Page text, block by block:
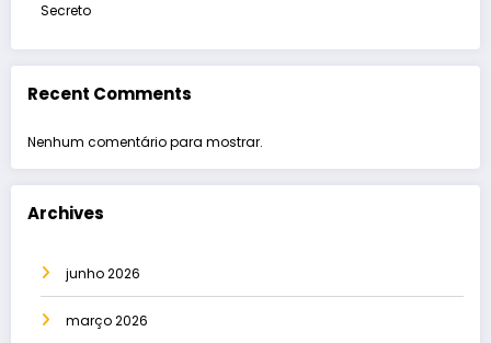
Secreto
Recent Comments
Nenhum comentário para mostrar.
Archives
junho 2026
março 2026